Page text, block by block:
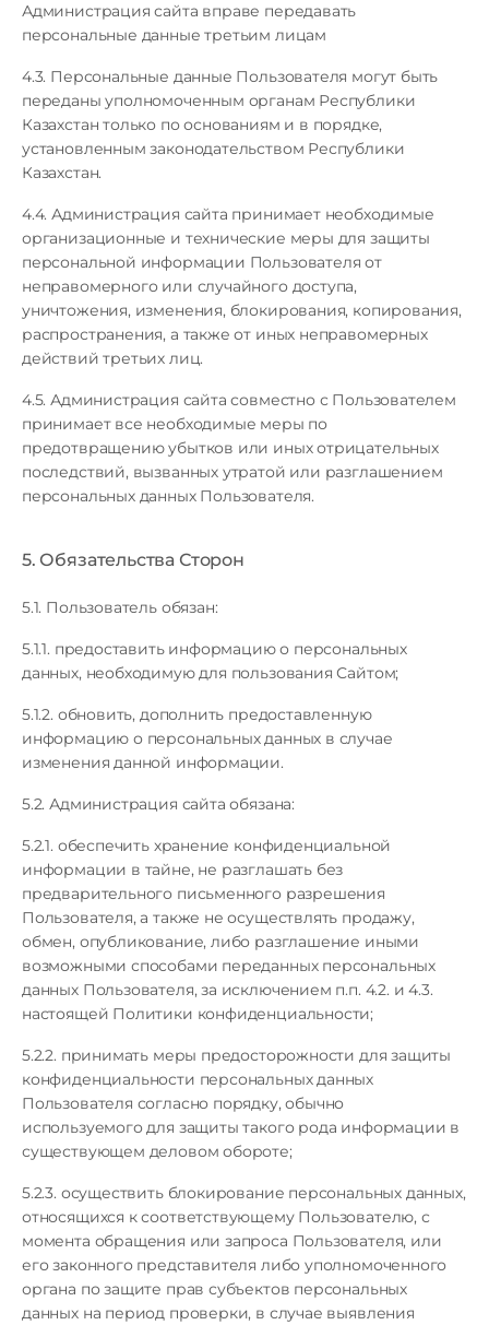
Администрация сайта вправе передавать
персональные данные третьим лицам
4.3. Персональные данные Пользователя могут быть
переданы уполномоченным органам Республики
Казахстан только по основаниям и в порядке,
установленным законодательством Республики
Казахстан.
4.4. Администрация сайта принимает необходимые
организационные и технические меры для защиты
персональной информации Пользователя от
неправомерного или случайного доступа,
уничтожения, изменения, блокирования, копирования,
распространения, а также от иных неправомерных
действий третьих лиц.
4.5. Администрация сайта совместно с Пользователем
принимает все необходимые меры по
предотвращению убытков или иных отрицательных
последствий, вызванных утратой или разглашением
персональных данных Пользователя.
5. Обязательства Сторон
5.1. Пользователь обязан:
5.1.1. предоставить информацию о персональных
данных, необходимую для пользования Сайтом;
5.1.2. обновить, дополнить предоставленную
информацию о персональных данных в случае
изменения данной информации.
5.2. Администрация сайта обязана:
5.2.1. обеспечить хранение конфиденциальной
информации в тайне, не разглашать без
предварительного письменного разрешения
Пользователя, а также не осуществлять продажу,
обмен, опубликование, либо разглашение иными
возможными способами переданных персональных
данных Пользователя, за исключением п.п. 4.2. и 4.3.
настоящей Политики конфиденциальности;
5.2.2. принимать меры предосторожности для защиты
конфиденциальности персональных данных
Пользователя согласно порядку, обычно
используемого для защиты такого рода информации в
существующем деловом обороте;
5.2.3. осуществить блокирование персональных данных,
относящихся к соответствующему Пользователю, с
момента обращения или запроса Пользователя, или
его законного представителя либо уполномоченного
органа по защите прав субъектов персональных
данных на период проверки, в случае выявления